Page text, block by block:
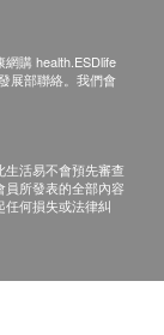
及列印訂購
查項目或退
購 health.ESDlife
展部聯絡。我們會
活易不會預先審查
所發表的全部內容
何損失或法律糾